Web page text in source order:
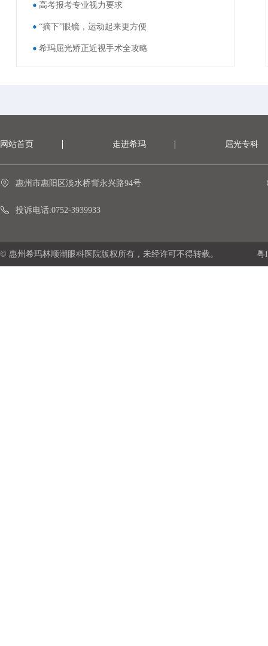
高考报考专业视力要求
“摘下”眼镜，运动起来更方便
希玛屈光矫正近视手术全攻略
网站首页 走进希玛 屈光专科
惠州市惠阳区淡水桥背永兴路94号
投诉电话:0752-3939933
© 惠州希玛林顺潮眼科医院版权所有，未经许可不得转载。 粤